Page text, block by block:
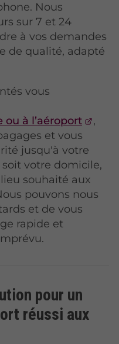
Nous
sur 7 et 24
à vos demandes
de qualité, adapté
vous
ou à l’aéroport
,
et vous
jusqu'à votre
votre domicile,
souhaité aux
pouvons nous
et de vous
rapide et
pour un
réussi aux